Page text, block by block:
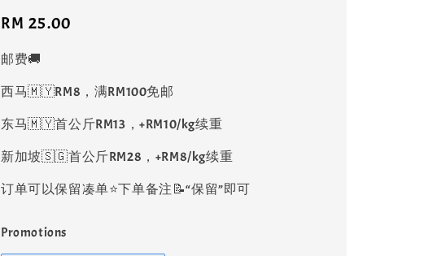
Regular
price
RM 25.00
邮费🚚
西马🇲🇾RM8，满RM100免邮
东马🇲🇾首公斤RM13，+RM10/kg续重
新加坡🇸🇬首公斤RM28，+RM8/kg续重
订单可以保留凑单⭐️下单备注📝“保留”即可
Promotions